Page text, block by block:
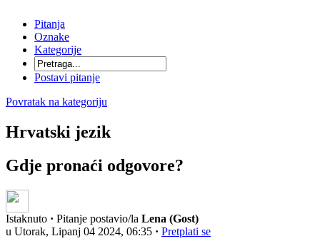
Pitanja
Oznake
Kategorije
Postavi pitanje
Povratak na kategoriju
Hrvatski jezik
Gdje pronaći odgovore?
Istaknuto · Pitanje postavio/la Lena (Gost)
u Utorak, Lipanj 04 2024, 06:35 · Pretplati se